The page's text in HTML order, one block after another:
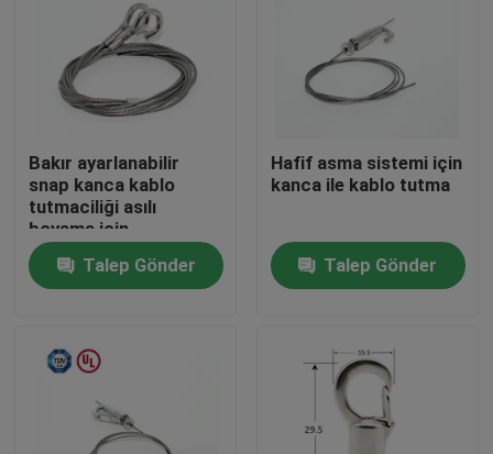
Ürün:% s
VİDEOLAR
Bakır ayarlanabilir
snap kanca kablo
tutmaciliği asılı
boyama için
süspansiyon seti
Talep Gönder
Hafif asma sistemi için
kanca ile kablo tutma
Talep Gönder